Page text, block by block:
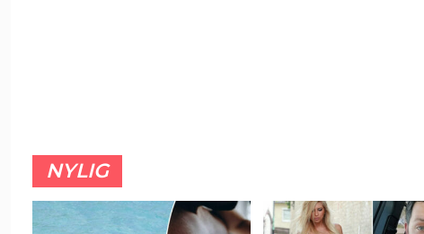
NYLIG